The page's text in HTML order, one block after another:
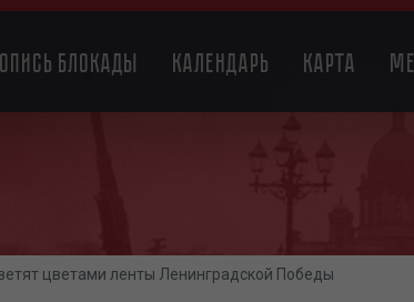
блокады Календарь Карта
цветами ленты Ленинградской Победы